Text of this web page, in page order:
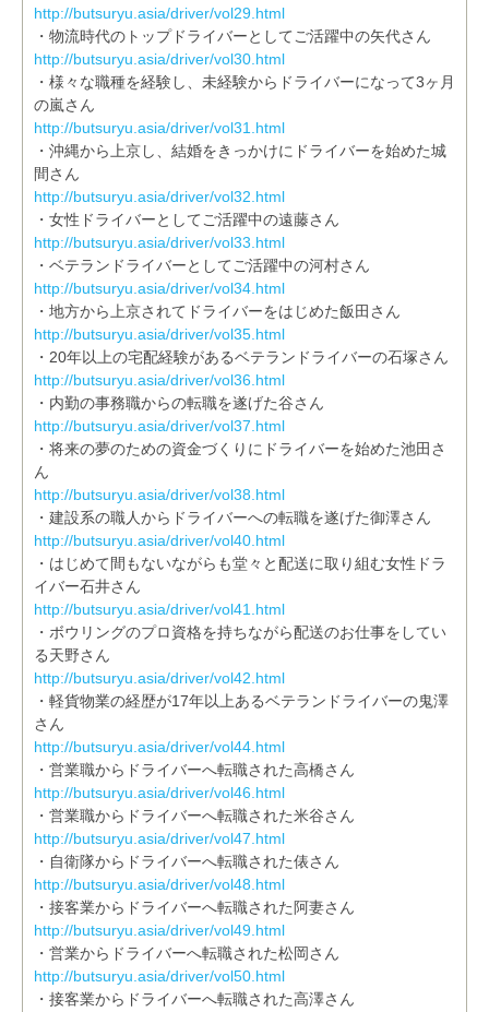
http://butsuryu.asia/driver/vol29.html
・物流時代のトップドライバーとしてご活躍中の矢代さん
http://butsuryu.asia/driver/vol30.html
・様々な職種を経験し、未経験からドライバーになって3ヶ月
の嵐さん
http://butsuryu.asia/driver/vol31.html
・沖縄から上京し、結婚をきっかけにドライバーを始めた城
間さん
http://butsuryu.asia/driver/vol32.html
・女性ドライバーとしてご活躍中の遠藤さん
http://butsuryu.asia/driver/vol33.html
・ベテランドライバーとしてご活躍中の河村さん
http://butsuryu.asia/driver/vol34.html
・地方から上京されてドライバーをはじめた飯田さん
http://butsuryu.asia/driver/vol35.html
・20年以上の宅配経験があるベテランドライバーの石塚さん
http://butsuryu.asia/driver/vol36.html
・内勤の事務職からの転職を遂げた谷さん
http://butsuryu.asia/driver/vol37.html
・将来の夢のための資金づくりにドライバーを始めた池田さ
ん
http://butsuryu.asia/driver/vol38.html
・建設系の職人からドライバーへの転職を遂げた御澤さん
http://butsuryu.asia/driver/vol40.html
・はじめて間もないながらも堂々と配送に取り組む女性ドラ
イバー石井さん
http://butsuryu.asia/driver/vol41.html
・ボウリングのプロ資格を持ちながら配送のお仕事をしてい
る天野さん
http://butsuryu.asia/driver/vol42.html
・軽貨物業の経歴が17年以上あるベテランドライバーの鬼澤
さん
http://butsuryu.asia/driver/vol44.html
・営業職からドライバーへ転職された高橋さん
http://butsuryu.asia/driver/vol46.html
・営業職からドライバーへ転職された米谷さん
http://butsuryu.asia/driver/vol47.html
・自衛隊からドライバーへ転職された俵さん
http://butsuryu.asia/driver/vol48.html
・接客業からドライバーへ転職された阿妻さん
http://butsuryu.asia/driver/vol49.html
・営業からドライバーへ転職された松岡さん
http://butsuryu.asia/driver/vol50.html
・接客業からドライバーへ転職された高澤さん